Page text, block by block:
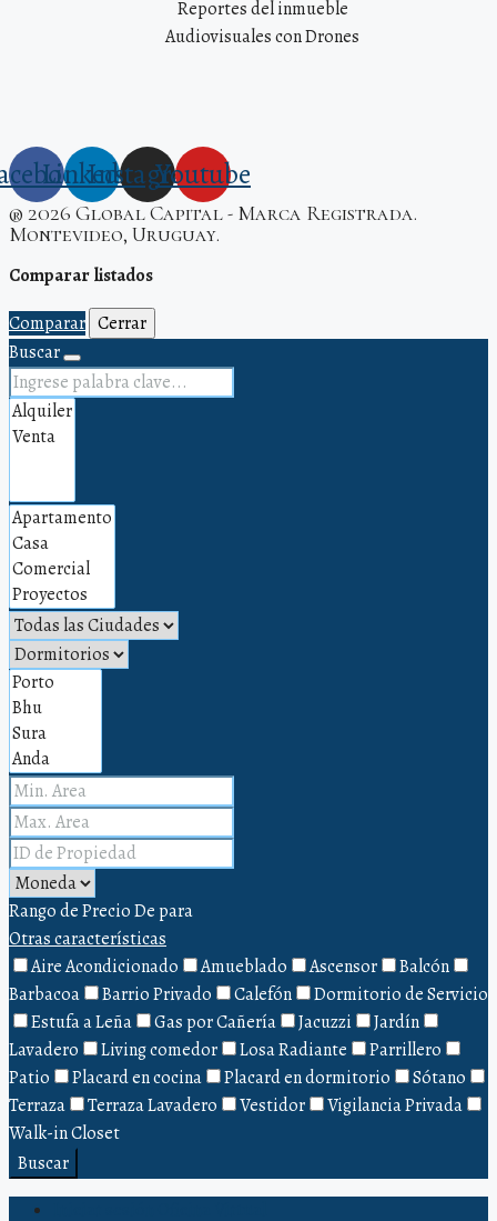
Reportes del inmueble
Audiovisuales con Drones
Linkedin
Instagram
Youtube
® 2026 Global Capital - Marca Registrada.
Montevideo, Uruguay.
Comparar listados
Comparar Cerrar
Buscar
Rango de PrecioDepara
Otras características
Aire Acondicionado
Amueblado Ascensor
Balcón
Barbacoa
Barrio Privado Calefón
Dormitorio de Servicio
Estufa a Leña
Gas por Cañería Jacuzzi
Jardín
Lavadero
Living comedor Losa Radiante
Parrillero
Patio
Placard en cocina Placard en dormitorio
Sótano
Terraza
Terraza Lavadero Vestidor
Vigilancia Privada
Walk-in Closet
Buscar